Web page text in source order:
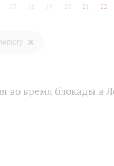
17 18 19 20 21 22
во время блокады в